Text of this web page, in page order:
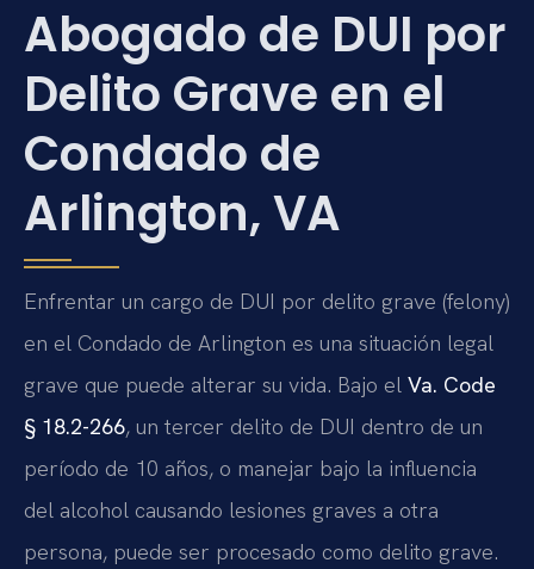
Abogado de DUI por
Delito Grave en el
Condado de
Arlington, VA
Enfrentar un cargo de DUI por delito grave (felony)
en el Condado de Arlington es una situación legal
grave que puede alterar su vida. Bajo el Va. Code
§ 18.2-266, un tercer delito de DUI dentro de un
período de 10 años, o manejar bajo la influencia
del alcohol causando lesiones graves a otra
persona, puede ser procesado como delito grave.